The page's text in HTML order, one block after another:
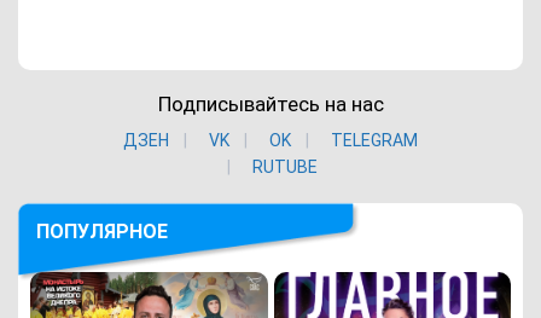
Подписывайтесь на нас
ДЗЕН VK ОK
TELEGRAM
RUTUBE
ПОПУЛЯРНОЕ